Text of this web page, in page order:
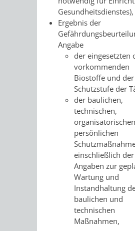
Gesundheitsdienstes),
Ergebnis der
Angabe
der eingesetzten
vorkommenden
Biostoffe und der
Schutzstufe der
der baulichen,
technischen,
persönlichen
einschließlich der
Angaben zur
Wartung und
Instandhaltung
baulichen und
technischen
Maßnahmen,